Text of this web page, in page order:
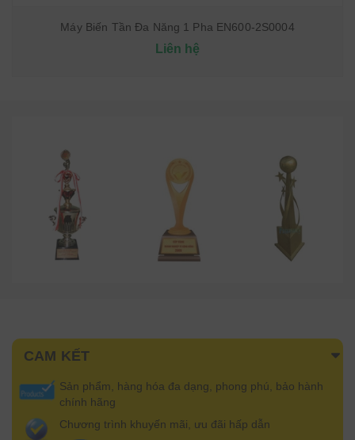
Máy Biến Tần Đa Năng 1 Pha EN600-2S0004
Liên hệ
CAM KẾT
Sản phẩm, hàng hóa đa dạng, phong phú, bảo hành
chính hãng
Chương trình khuyến mãi, ưu đãi hấp dẫn